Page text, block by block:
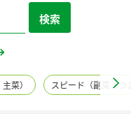
検索
菜） スピード（副菜・つ